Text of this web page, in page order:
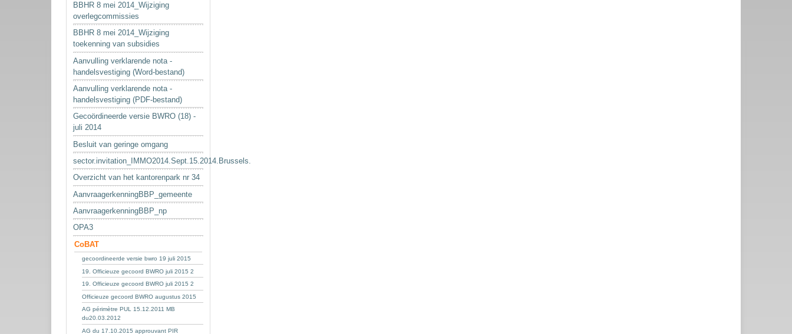
BBHR 8 mei 2014_Wijziging
overlegcommissies
BBHR 8 mei 2014_Wijziging
toekenning van subsidies
Aanvulling verklarende nota -
handelsvestiging (Word-bestand)
Aanvulling verklarende nota -
handelsvestiging (PDF-bestand)
Gecoördineerde versie BWRO (18) -
juli 2014
Besluit van geringe omgang
sector.invitation_IMMO2014.Sept.15.2014.Brussels.
Overzicht van het kantorenpark nr 34
AanvraagerkenningBBP_gemeente
AanvraagerkenningBBP_np
OPA3
CoBAT
gecoordineerde versie bwro 19 juli 2015
19. Officieuze gecoord BWRO juli 2015 2
19. Officieuze gecoord BWRO juli 2015 2
Officieuze gecoord BWRO augustus 2015
AG périmètre PUL 15.12.2011 MB
du20.03.2012
AG du 17.10.2015 approuvant PIR